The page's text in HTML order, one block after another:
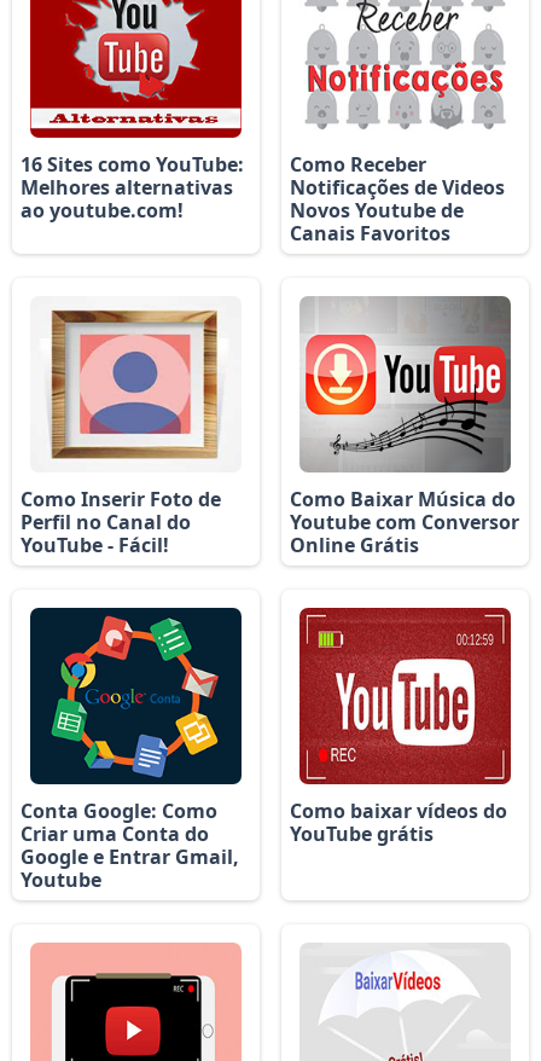
16 Sites como YouTube:
Melhores alternativas
ao youtube.com!
Como Receber
Notificações de Videos
Novos Youtube de
Canais Favoritos
Como Inserir Foto de
Perfil no Canal do
YouTube - Fácil!
Como Baixar Música do
Youtube com Conversor
Online Grátis
Conta Google: Como
Criar uma Conta do
Google e Entrar Gmail,
Youtube
Como baixar vídeos do
YouTube grátis